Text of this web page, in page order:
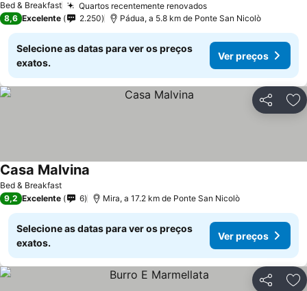
Bed & Breakfast Quartos recentemente renovados
8,6 Excelente 2.250 Pádua, a 5.8 km de Ponte San Nicolò
Selecione as datas para ver os preços
exatos.
Ver preços
Partilhar
Bed & Breakfast
Casa Malvina
9,2 Excelente 6 Mira, a 17.2 km de Ponte San Nicolò
Selecione as datas para ver os preços
exatos.
Ver preços
Partilhar